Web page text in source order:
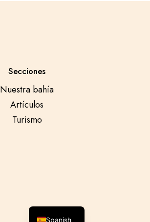
Secciones
Nuestra bahía
Artículos
Turismo
Spanish